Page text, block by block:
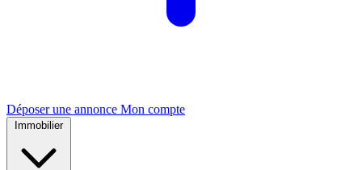
Déposer une annonce Mon compte
Immobilier